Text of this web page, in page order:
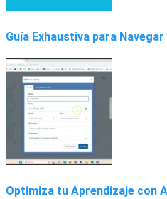
Guía Exhaustiva para
Optimiza tu Aprendizaje con